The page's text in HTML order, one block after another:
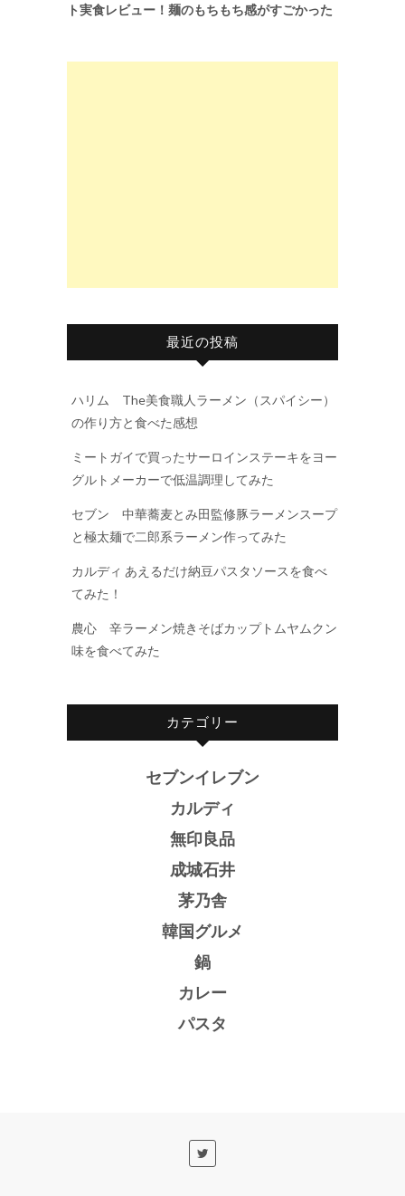
ト実食レビュー！麺のもちもち感がすごかった
最近の投稿
ハリム The美食職人ラーメン（スパイシー）
の作り方と食べた感想
ミートガイで買ったサーロインステーキをヨー
グルトメーカーで低温調理してみた
セブン 中華蕎麦とみ田監修豚ラーメンスープ
と極太麺で二郎系ラーメン作ってみた
カルディ あえるだけ納豆パスタソースを食べ
てみた！
農心 辛ラーメン焼きそばカップトムヤムクン
味を食べてみた
カテゴリー
セブンイレブン
カルディ
無印良品
成城石井
茅乃舎
韓国グルメ
鍋
カレー
パスタ